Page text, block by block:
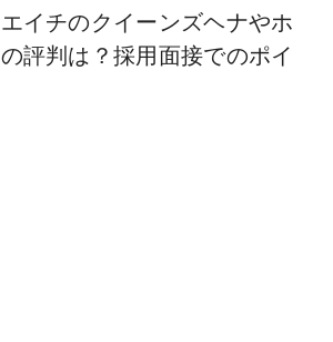
イチのクイーンズヘナやホ
評判は？採用面接でのポイ